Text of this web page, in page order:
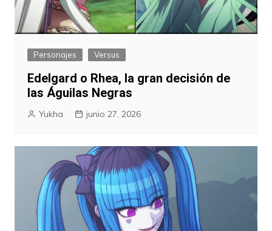
Personajes Versus
Edelgard o Rhea, la gran decisión de
las Águilas Negras
Yukha junio 27, 2026